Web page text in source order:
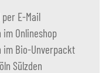
E-Mail
im Onlineshop
im Bio-Unverpackt
Sülzden